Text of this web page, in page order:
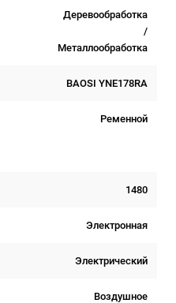
Деревообработка
/
Металлообработка
BAOSI YNE178RA
Ременной
1480
Электронная
Электрический
Воздушное